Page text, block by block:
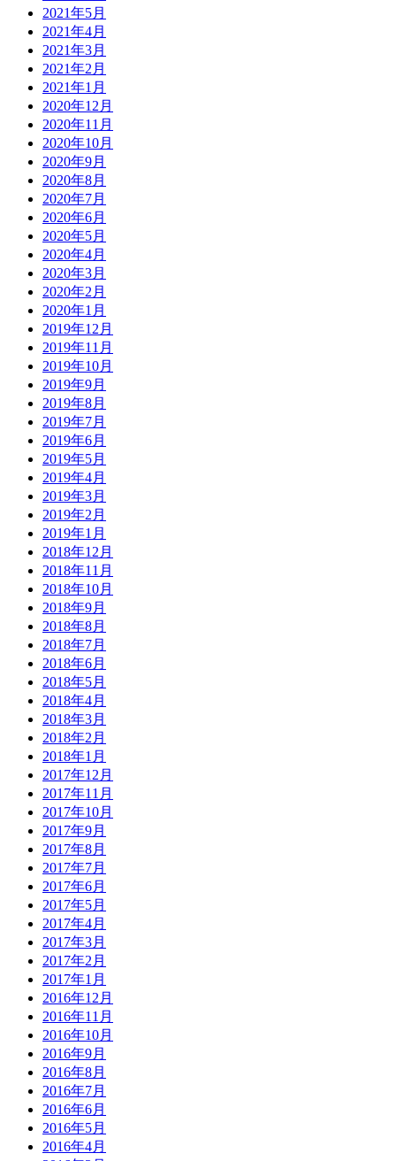
2021年5月
2021年4月
2021年3月
2021年2月
2021年1月
2020年12月
2020年11月
2020年10月
2020年9月
2020年8月
2020年7月
2020年6月
2020年5月
2020年4月
2020年3月
2020年2月
2020年1月
2019年12月
2019年11月
2019年10月
2019年9月
2019年8月
2019年7月
2019年6月
2019年5月
2019年4月
2019年3月
2019年2月
2019年1月
2018年12月
2018年11月
2018年10月
2018年9月
2018年8月
2018年7月
2018年6月
2018年5月
2018年4月
2018年3月
2018年2月
2018年1月
2017年12月
2017年11月
2017年10月
2017年9月
2017年8月
2017年7月
2017年6月
2017年5月
2017年4月
2017年3月
2017年2月
2017年1月
2016年12月
2016年11月
2016年10月
2016年9月
2016年8月
2016年7月
2016年6月
2016年5月
2016年4月